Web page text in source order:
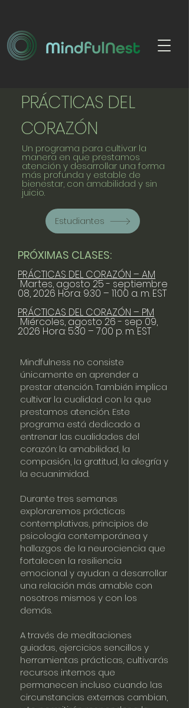
PRÁCTICAS DEL
CORAZÓN
Un programa para cultivar la
manera en que prestamos
atención y desarrollar una forma
más profunda y estable de
bienestar, con amabilidad y sin
juicio.
Estudiantes
PRÓXIMAS CLASES:
PRÁCTICAS DEL CORAZÓN – AM
Martes, agosto 25 - septiembre
08, 2026 Hora: 9:30 – 11:00 a. m. EST
PRÁCTICAS DEL CORAZÓN – PM
Miércoles, agosto 26 - sep 09,
2026 Hora: 5:30 – 7:00 p. m. EST
Mindfulness no consiste
únicamente en aprender a
prestar atención. También implica
cultivar la cualidad con la que
prestamos atención. Este
programa está dedicado a
entrenar las cualidades del
corazón: la amabilidad, la
compasión, la gratitud, la alegría y
la ecuanimidad.
Durante tres semanas
exploraremos prácticas
contemplativas, principios de
psicología contemporánea y
hallazgos de la neurociencia que
fortalecen la resiliencia
emocional y ayudan a desarrollar
una relación más amable con
nosotros mismos y con los
demás.
A través de meditaciones
guiadas, ejercicios sencillos y
herramientas prácticas, cultivarás
recursos internos que
permanecen incluso cuando las
circunstancias externas cambian,